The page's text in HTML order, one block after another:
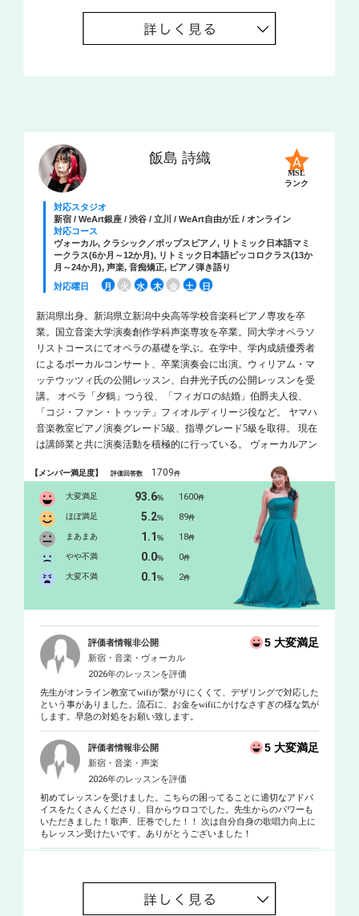
飯島 詩織
MSL
ランク
対応スタジオ
新宿 / WeArt銀座 / 渋谷 / 立川 / WeArt自由が丘 / オンライン
対応コース
ヴォーカル, クラシック／ポップスピアノ, リトミック日本語マミ
ークラス(6か月～12か月), リトミック日本語ピッコロクラス(13か
月～24か月), 声楽, 音痴矯正, ピアノ弾き語り
対応曜日
月 火 水 木 金 土 日
新潟県出身。新潟県立新潟中央高等学校音楽科ピアノ専攻を卒
業。国立音楽大学演奏創作学科声楽専攻を卒業。同大学オペラソ
リストコースにてオペラの基礎を学ぶ。在学中、学内成績優秀者
によるボーカルコンサート、卒業演奏会に出演。ウィリアム・マ
ッテウッツィ氏の公開レッスン、白井光子氏の公開レッスンを受
講。 オペラ「夕鶴」つう役、「フィガロの結婚」伯爵夫人役、
「コジ・ファン・トゥッテ」フィオルディリージ役など。 ヤマハ
音楽教室ピアノ演奏グレード5級、指導グレード5級を取得。 現在
は講師業と共に演奏活動を積極的に行っている。 ヴォーカルアン
スト会員。 2024年、同教室講師の横溝雄毅とサックス/ピアノヴォ
ーカルのユニットemotional theaterを結成。 ピアノを本間貴子、山
田美子の各氏に、声楽を故・渡邉誠、渡邊倫子、松原有奈の各氏
に師事。
【メンバー満足度】評価回答数 1709件
大変満足 93.6% 1600件
ほぼ満足 5.2% 89件
まあまあ 1.1% 18件
やや不満 0.0% 0件
大変不満 0.1% 2件
評価者情報非公開 5 大変満足
新宿・音楽・ヴォーカル
2026年のレッスンを評価
先生がオンライン教室てwifiが繋がりにくくて、デザリングで対応した
という事がありました。流石に、お金をwifiにかけなさすぎの様な気が
します。早急の対処をお願い致します。
評価者情報非公開 5 大変満足
新宿・音楽・声楽
2026年のレッスンを評価
初めてレッスンを受けました。こちらの困ってることに適切なアドバ
イスをたくさんくださり、目からウロコでした。先生からのパワーも
いただきました！歌声、圧巻でした！！ 次は自分自身の歌唱力向上に
もレッスン受けたいです。ありがとうございました！